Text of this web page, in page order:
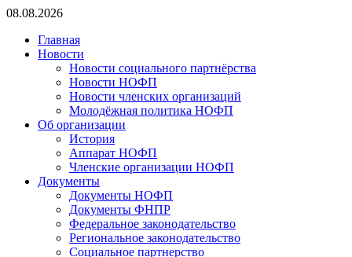
Перейти
содержимому
08.08.2026
Главная
Новости
Новости социального партнёрства
Новости НОФП
Новости членских организаций
Молодёжная политика НОФП
Об организации
История
Аппарат НОФП
Членские организации НОФП
Документы
Документы НОФП
Документы ФНПР
Федеральное законодательство
Региональное законодательство
Социальное партнерство